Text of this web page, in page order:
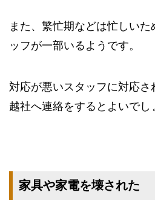
また、繁忙期などは忙しい
ッフが一部いるようです。
対応が悪いスタッフに対応さ
越社へ連絡をするとよいでし
家具や家電を壊された